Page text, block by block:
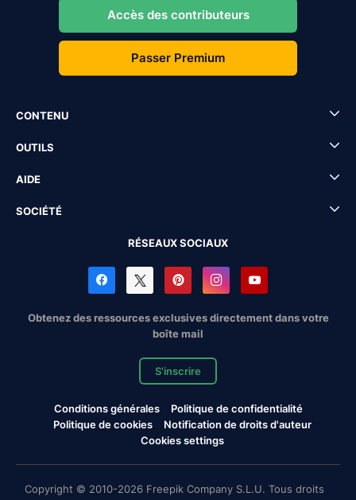
Accès des contributeurs
Passer Premium
CONTENU
OUTILS
AIDE
SOCIÉTÉ
RÉSEAUX SOCIAUX
Obtenez des ressources exclusives directement dans votre
boîte mail
S'inscrire
Conditions générales
Politique de confidentialité
Politique de cookies
Notification de droits d'auteur
Cookies settings
Copyright © 2010-2026 Freepik Company S.L.U. Tous droits